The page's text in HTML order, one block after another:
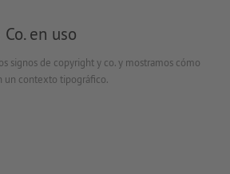
en uso
signos de copyright y co. y mostramos cómo
un contexto tipográfico.